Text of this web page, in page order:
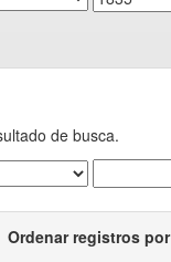
de busca.
Ordenar registros por